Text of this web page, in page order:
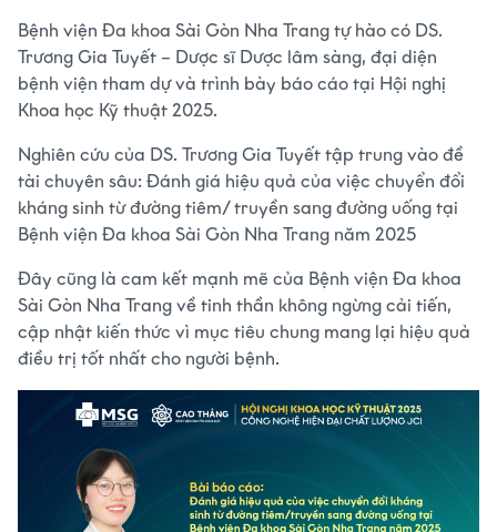
Bệnh viện Đa khoa Sài Gòn Nha Trang tự hào có DS.
Trương Gia Tuyết – Dược sĩ Dược lâm sàng, đại diện
bệnh viện tham dự và trình bày báo cáo tại Hội nghị
Khoa học Kỹ thuật 2025.
Nghiên cứu của DS. Trương Gia Tuyết tập trung vào đề
tài chuyên sâu: Đánh giá hiệu quả của việc chuyển đổi
kháng sinh từ đường tiêm/ truyền sang đường uống tại
Bệnh viện Đa khoa Sài Gòn Nha Trang năm 2025
Đây cũng là cam kết mạnh mẽ của Bệnh viện Đa khoa
Sài Gòn Nha Trang về tinh thần không ngừng cải tiến,
cập nhật kiến thức vì mục tiêu chung mang lại hiệu quả
điều trị tốt nhất cho người bệnh.